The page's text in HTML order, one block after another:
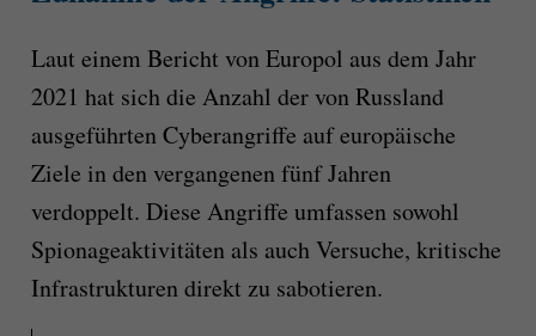
Laut einem Bericht von Europol aus dem Jahr
2021 hat sich die Anzahl der von Russland
ausgeführten Cyberangriffe auf europäische
Ziele in den vergangenen fünf Jahren
verdoppelt. Diese Angriffe umfassen sowohl
Spionageaktivitäten als auch Versuche, kritische
Infrastrukturen direkt zu sabotieren.